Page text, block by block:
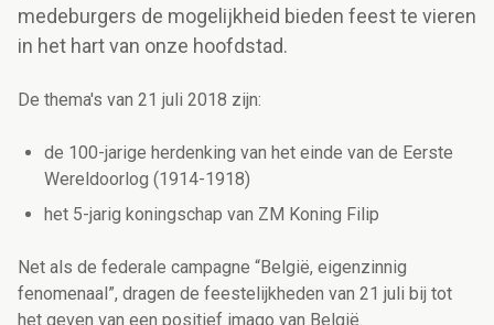
medeburgers de mogelijkheid bieden feest te vieren
in het hart van onze hoofdstad.
De thema's van 21 juli 2018 zijn:
de 100-jarige herdenking van het einde van de Eerste
Wereldoorlog (1914-1918)
het 5-jarig koningschap van ZM Koning Filip
Net als de federale campagne “België, eigenzinnig
fenomenaal”, dragen de feestelijkheden van 21 juli bij tot
het geven van een positief imago van België.